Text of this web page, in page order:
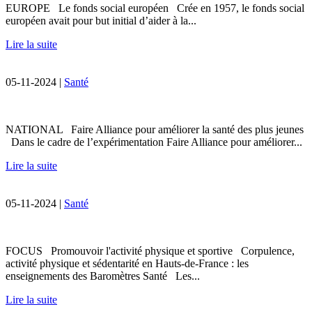
EUROPE Le fonds social européen Crée en 1957, le fonds social
européen avait pour but initial d’aider à la...
Lire la suite
05-11-2024 | Santé
NATIONAL Faire Alliance pour améliorer la santé des plus jeunes
Dans le cadre de l’expérimentation Faire Alliance pour améliorer...
Lire la suite
05-11-2024 | Santé
FOCUS Promouvoir l'activité physique et sportive Corpulence,
activité physique et sédentarité en Hauts-de-France : les
enseignements des Baromètres Santé Les...
Lire la suite